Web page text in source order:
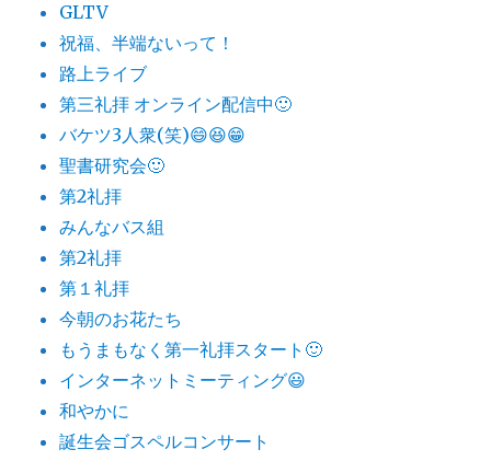
GLTV
祝福、半端ないって！
路上ライブ
第三礼拝 オンライン配信中🙂
バケツ3人衆(笑)😄😆😁
聖書研究会🙂
第2礼拝
みんなバス組
第2礼拝
第１礼拝
今朝のお花たち
もうまもなく第一礼拝スタート🙂
インターネットミーティング😃
和やかに
誕生会ゴスペルコンサート